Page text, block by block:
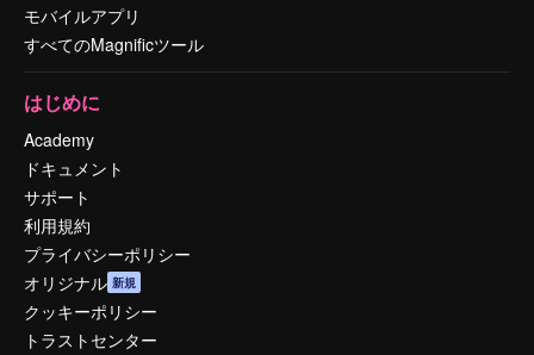
モバイルアプリ
すべてのMagnificツール
はじめに
Academy
ドキュメント
サポート
利用規約
プライバシーポリシー
オリジナル 新規
クッキーポリシー
トラストセンター